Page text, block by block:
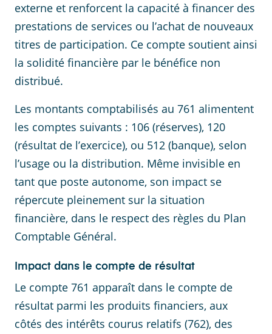
externe et renforcent la capacité à financer des
prestations de services ou l’achat de nouveaux
titres de participation. Ce compte soutient ainsi
la solidité financière par le bénéfice non
distribué.
Les montants comptabilisés au 761 alimentent
les comptes suivants : 106 (réserves), 120
(résultat de l’exercice), ou 512 (banque), selon
l’usage ou la distribution. Même invisible en
tant que poste autonome, son impact se
répercute pleinement sur la situation
financière, dans le respect des règles du Plan
Comptable Général.
Impact dans le compte de résultat
Le compte 761 apparaît dans le compte de
résultat parmi les produits financiers, aux
côtés des intérêts courus relatifs (762), des